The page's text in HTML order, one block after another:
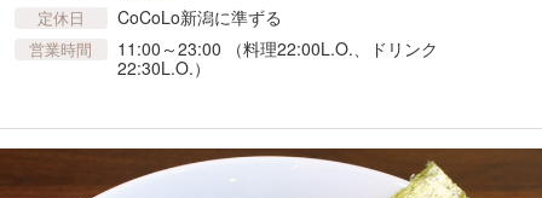
定休日 CoCoLo新潟に準ずる
営業時間
11:00～23:00 （料理22:00L.O.、ドリンク
22:30L.O.）